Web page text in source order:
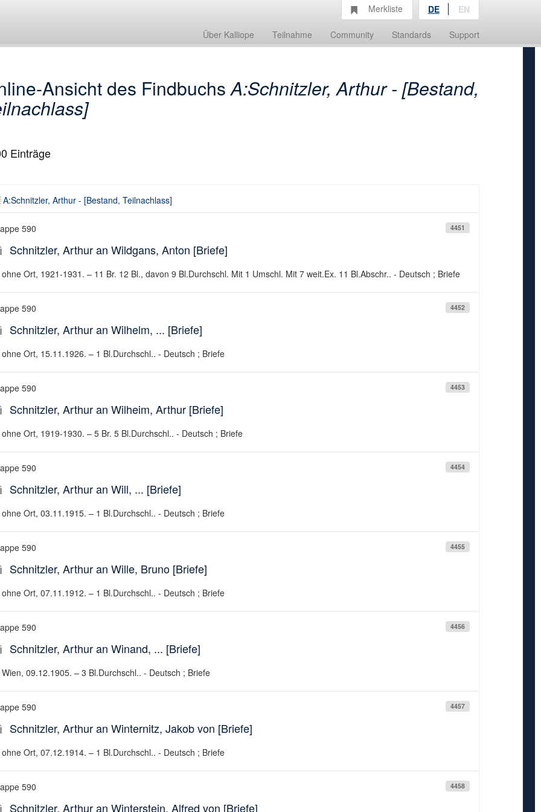
Über Kalliope Teilnahme Community Standards Support
Merkliste DE EN
Ansicht des FindbuchsA:Schnitzler, Arthur - [Bestand,
Einträge
A:Schnitzler, Arthur - [Bestand, Teilnachlass]
4451
590
Schnitzler, Arthur an Wildgans, Anton [Briefe]
ohne Ort, 1921-1931. – 11 Br. 12 Bl., davon 9 Bl.Durchschl. Mit 1 Umschl. Mit 7 weit.Ex. 11 Bl.Abschr.. - Deutsch ; Briefe
4452
590
Schnitzler, Arthur an Wilhelm, ... [Briefe]
ohne Ort, 15.11.1926. – 1 Bl.Durchschl.. - Deutsch ; Briefe
4453
590
Schnitzler, Arthur an Wilheim, Arthur [Briefe]
ohne Ort, 1919-1930. – 5 Br. 5 Bl.Durchschl.. - Deutsch ; Briefe
4454
590
Schnitzler, Arthur an Will, ... [Briefe]
ohne Ort, 03.11.1915. – 1 Bl.Durchschl.. - Deutsch ; Briefe
4455
590
Schnitzler, Arthur an Wille, Bruno [Briefe]
ohne Ort, 07.11.1912. – 1 Bl.Durchschl.. - Deutsch ; Briefe
4456
590
Schnitzler, Arthur an Winand, ... [Briefe]
Wien, 09.12.1905. – 3 Bl.Durchschl.. - Deutsch ; Briefe
4457
590
Schnitzler, Arthur an Winternitz, Jakob von [Briefe]
ohne Ort, 07.12.1914. – 1 Bl.Durchschl.. - Deutsch ; Briefe
4458
590
Schnitzler, Arthur an Winterstein, Alfred von [Briefe]